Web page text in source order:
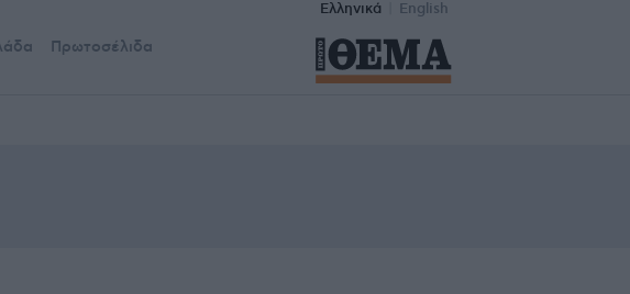
Ελληνικά English
Πρωτοσέλιδα